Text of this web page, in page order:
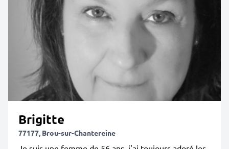
Brigitte
77177, Brou-sur-Chantereine